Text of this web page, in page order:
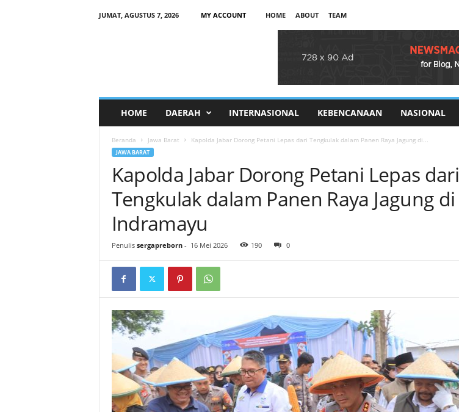
JUMAT, AGUSTUS 7, 2026 MY ACCOUNT HOME ABOUT TEAM
HOME DAERAH INTERNASIONAL KEBENCANAAN NASIONAL
Beranda Jawa Barat Kapolda Jabar Dorong Petani Lepas dari Tengkulak dalam Panen Raya Jagung di...
JAWA BARAT
Kapolda Jabar Dorong Petani Lepas dari
Tengkulak dalam Panen Raya Jagung di
Indramayu
Penulis sergapreborn- 16 Mei 2026 190 0